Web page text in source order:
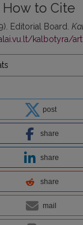
How to Cite
Editorial Board.
kalbotyra/
post
share
share
share
mail